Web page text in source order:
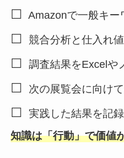
☐ Amazonで一般キー
☐ 競合分析と仕入れ
☐ 調査結果をExcelや
☐ 次の展覧会に向け
☐
実践した結果を記
知識は「行動」で価値